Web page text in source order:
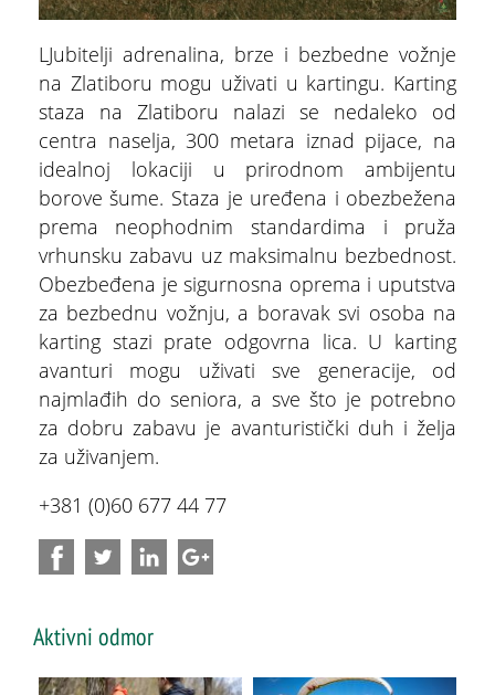
Online publikacije
Brošure
Korisni linkovi
Aplikacije
LJubitelji adrenalina, brze i bezbedne vožnje
na Zlatiboru mogu uživati u kartingu. Karting
staza na Zlatiboru nalazi se nedaleko od
centra naselja, 300 metara iznad pijace, na
idealnoj lokaciji u prirodnom ambijentu
borove šume. Staza je uređena i obezbežena
prema neophodnim standardima i pruža
vrhunsku zabavu uz maksimalnu bezbednost.
Obezbeđena je sigurnosna oprema i uputstva
za bezbednu vožnju, a boravak svi osoba na
karting stazi prate odgovrna lica. U karting
avanturi mogu uživati sve generacije, od
najmlađih do seniora, a sve što je potrebno
za dobru zabavu je avanturistički duh i želja
za uživanjem.
+381 (0)60 677 44 77
Aktivni odmor
ŠTA
VIDETI FEATURED
Stopića pećina